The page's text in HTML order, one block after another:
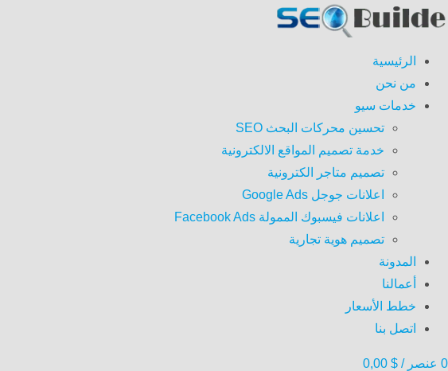
الرئيسية
من نحن
خدمات سيو
تحسين محركات البحث SEO
خدمة تصميم المواقع الالكترونية
تصميم متاجر الكترونية
اعلانات جوجل Google Ads
اعلانات فيسبوك الممولة Facebook Ads
تصميم هوية تجارية
المدونة
أعمالنا
خطط الأسعار
اتصل بنا
0 عنصر /
0,00 $